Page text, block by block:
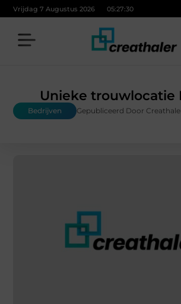
Vrijdag 7 Augustus 2026 05:27:31
Unieke trouwlocatie
Bedrijven Gepubliceerd Door